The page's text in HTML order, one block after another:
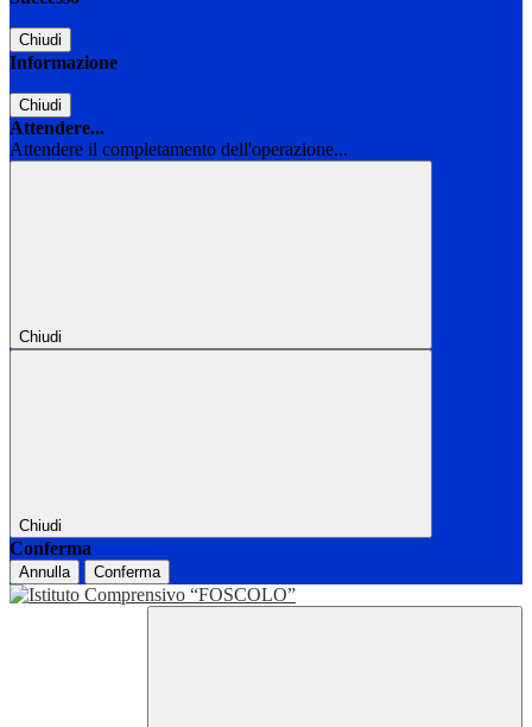
Chiudi
Informazione
Chiudi
Attendere...
Attendere il completamento dell'operazione...
Chiudi
Chiudi
Conferma
Annulla Conferma